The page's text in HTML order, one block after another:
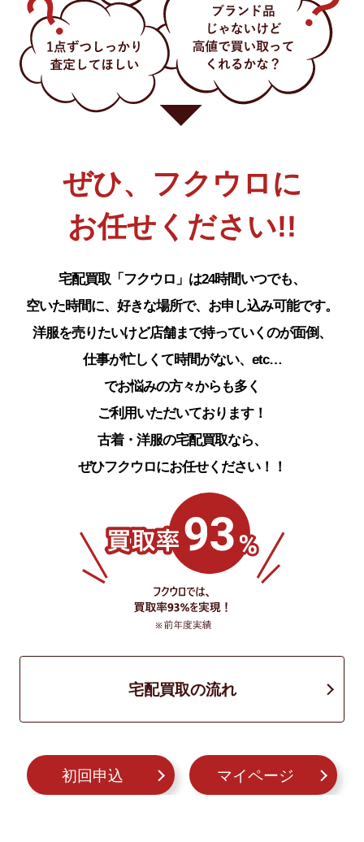
ぜひ、フクウロに
お任せください!!
宅配買取「フクウロ」は24時間いつでも、
空いた時間に、好きな場所で、お申し込み可能です。
洋服を売りたいけど店舗まで持っていくのが面倒、
仕事が忙しくて時間がない、etc…
でお悩みの方々からも多く
ご利用いただいております！
古着・洋服の宅配買取なら、
ぜひフクウロにお任せください！！
宅配買取の流れ
初回申込 マイページ